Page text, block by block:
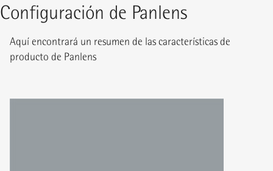
Configuración de Panlens
Aquí encontrará un resumen de las características de
producto de Panlens